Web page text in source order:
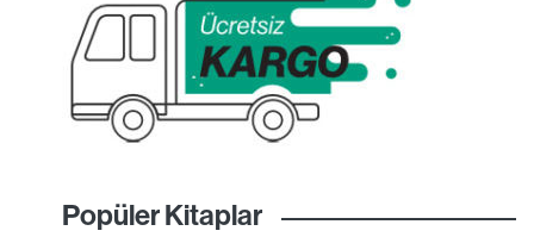
Popüler Kitaplar